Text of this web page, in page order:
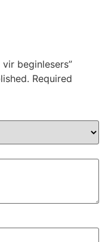
beginlesers”
Required